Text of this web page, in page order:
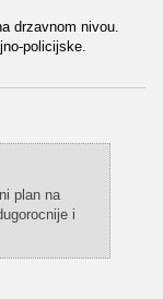
drzavnom nivou.
policijske.
plan na
i